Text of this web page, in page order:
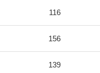
116
156
139